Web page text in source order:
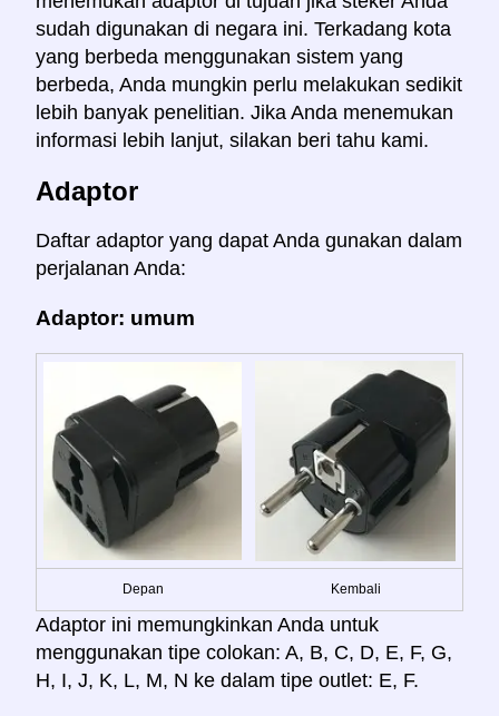
sudah digunakan di negara ini. Terkadang kota
yang berbeda menggunakan sistem yang
berbeda, Anda mungkin perlu melakukan sedikit
lebih banyak penelitian. Jika Anda menemukan
informasi lebih lanjut, silakan beri tahu kami.
Adaptor
Daftar adaptor yang dapat Anda gunakan dalam
perjalanan Anda:
Adaptor: umum
Depan Kembali
Adaptor ini memungkinkan Anda untuk
menggunakan tipe colokan: A, B, C, D, E, F, G,
H, I, J, K, L, M, N ke dalam tipe outlet: E, F.